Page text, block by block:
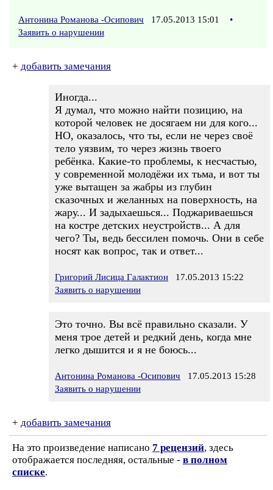
Антонина Романова -Осипович 17.05.2013 15:01
•
Заявить о нарушении
+ добавить замечания
Иногда...
Я думал, что можно найти позицию, на
которой человек не досягаем ни для кого...
НО, оказалось, что ты, если не через своё
тело уязвим, то через жизнь твоего
ребёнка. Какие-то проблемы, к несчастью,
у современной молодёжи их тьма, и вот ты
уже вытащен за жабры из глубин
сказочных и желанных на поверхность, на
жару... И задыхаешься... Поджариваешься
на костре детских неустройств... А для
чего? Ты, ведь бессилен помочь. Они в себе
носят как вопрос, так и ответ...
Григорий Лисица Галактион 17.05.2013 15:22
Заявить о нарушении
Это точно. Вы всё правильно сказали. У
меня трое детей и редкий день, когда мне
легко дышится и я не боюсь...
Антонина Романова -Осипович 17.05.2013 15:28
Заявить о нарушении
+ добавить замечания
На это произведение написано 7 рецензий, здесь
отображается последняя, остальные - в полном
списке.